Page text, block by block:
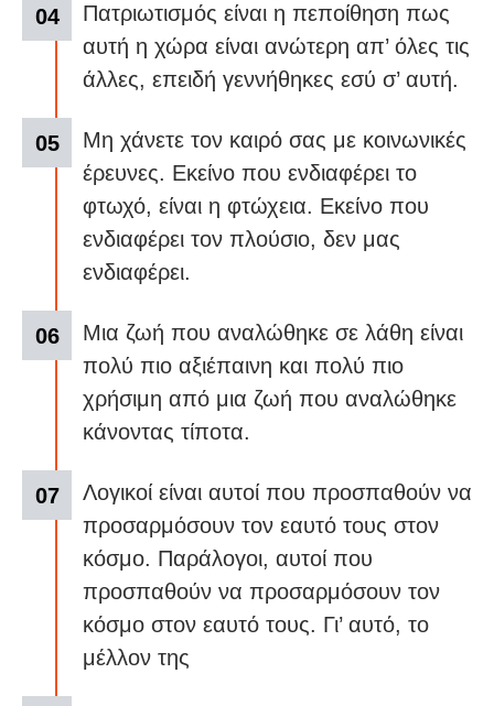
Πατριωτισμός είναι η πεποίθηση πως
αυτή η χώρα είναι ανώτερη απ’ όλες τις
άλλες, επειδή γεννήθηκες εσύ σ’ αυτή.
Μη χάνετε τον καιρό σας με κοινωνικές
έρευνες. Εκείνο που ενδιαφέρει το
φτωχό, είναι η φτώχεια. Εκείνο που
ενδιαφέρει τον πλούσιο, δεν μας
ενδιαφέρει.
Μια ζωή που αναλώθηκε σε λάθη είναι
πολύ πιο αξιέπαινη και πολύ πιο
χρήσιμη από μια ζωή που αναλώθηκε
κάνοντας τίποτα.
Λογικοί είναι αυτοί που προσπαθούν να
προσαρμόσουν τον εαυτό τους στον
κόσμο. Παράλογοι, αυτοί που
προσπαθούν να προσαρμόσουν τον
κόσμο στον εαυτό τους. Γι’ αυτό, το
μέλλον της